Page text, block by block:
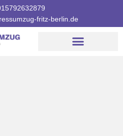
fritz-berlin.de